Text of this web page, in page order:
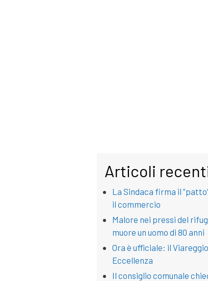
Articoli
La Sindaca firma il
il commercio
Malore nei pressi del
muore un uomo di 80 anni
Ora è ufficiale: il
Eccellenza
Il consiglio comunale